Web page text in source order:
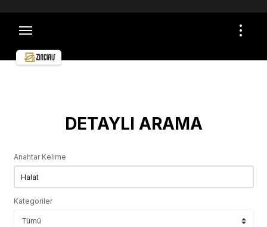
TOPTAN ALIŞVERİŞLER İÇİN İLETİŞİME GEÇİN
DETAYLI ARAMA
Anahtar Kelime
Kategoriler